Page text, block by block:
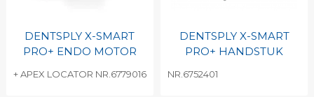
DENTSPLY X-SMART
PRO+ ENDO MOTOR
+ APEX LOCATOR NR.6779016
DENTSPLY X-SMART
PRO+ HANDSTUK
NR.6752401